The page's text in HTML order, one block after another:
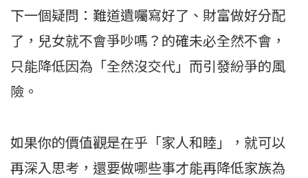
下一個疑問：難道遺囑寫好了、財富做好分配
了，兒女就不會爭吵嗎？的確未必全然不會，
只能降低因為「全然沒交代」而引發紛爭的風
險。
如果你的價值觀是在乎「家人和睦」，就可以
再深入思考，還要做哪些事才能再降低家族為